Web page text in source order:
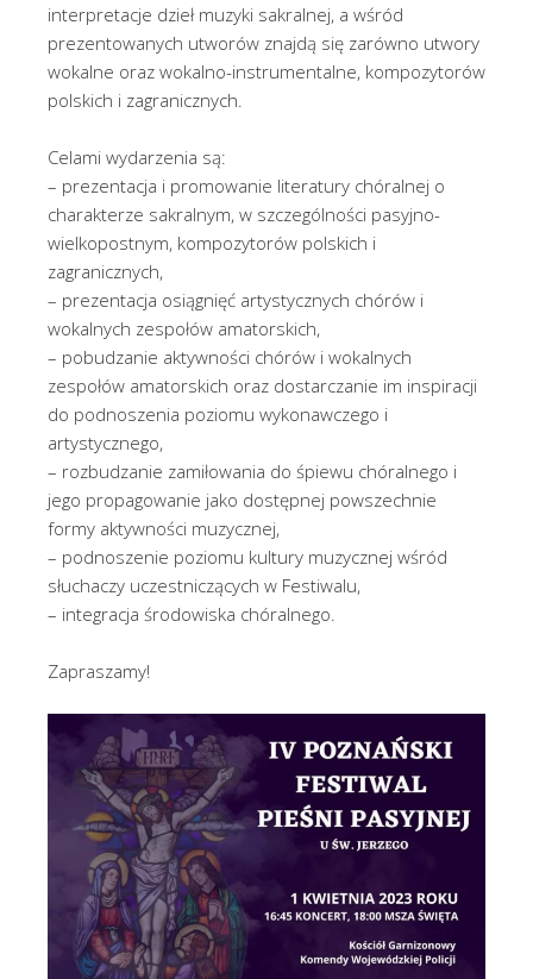
interpretacje dzieł muzyki sakralnej, a wśród
prezentowanych utworów znajdą się zarówno utwory
wokalne oraz wokalno-instrumentalne, kompozytorów
polskich i zagranicznych.
Celami wydarzenia są:
– prezentacja i promowanie literatury chóralnej o
charakterze sakralnym, w szczególności pasyjno-
wielkopostnym, kompozytorów polskich i
zagranicznych,
– prezentacja osiągnięć artystycznych chórów i
wokalnych zespołów amatorskich,
– pobudzanie aktywności chórów i wokalnych
zespołów amatorskich oraz dostarczanie im inspiracji
do podnoszenia poziomu wykonawczego i
artystycznego,
– rozbudzanie zamiłowania do śpiewu chóralnego i
jego propagowanie jako dostępnej powszechnie
formy aktywności muzycznej,
– podnoszenie poziomu kultury muzycznej wśród
słuchaczy uczestniczących w Festiwalu,
– integracja środowiska chóralnego.
Zapraszamy!